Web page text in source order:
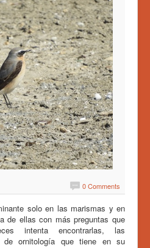
0 Comments
solo en las marismas y en
de ellas con más preguntas que
intenta encontrarlas, las
ornitología que tiene en su